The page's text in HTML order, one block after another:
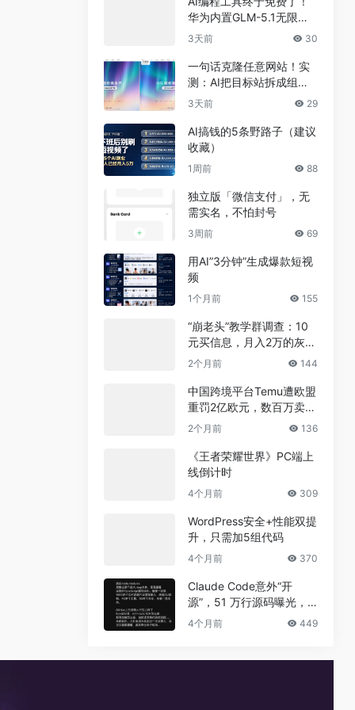
华为内置GLM-5.1无限
用，npm装完就能写代码
3天前 30
一句话克隆任意网站！实
测：AI把目标站拆成组
件，差异不到5%
3天前 29
AI搞钱的5条野路子（建议
收藏）
1周前 88
独立版「微信支付」，无
需实名，不怕封号
3周前 69
用AI”3分钟”生成爆款短视
频
1个月前 155
“崩老头”教学群调查：10
元买信息，月入2万的灰色
兼职真相
2个月前 144
中国跨境平台Temu遭欧盟
重罚2亿欧元，数百万卖家
恐受牵连
2个月前 136
《王者荣耀世界》PC端上
线倒计时
4个月前 309
WordPress安全+性能双提
升，只需加5组代码
4个月前 370
Claude Code意外“开
源”，51 万行源码曝光，
但真正的秘密没有泄露
4个月前 449